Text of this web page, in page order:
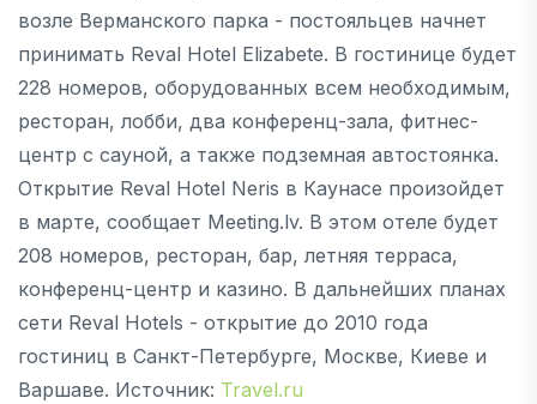
возле Верманского парка - постояльцев начнет
принимать Reval Hotel Elizabete. В гостинице будет
228 номеров, оборудованных всем необходимым,
ресторан, лобби, два конференц-зала, фитнес-
центр с сауной, а также подземная автостоянка.
Открытие Reval Hotel Neris в Каунасе произойдет
в марте, сообщает Meeting.lv. В этом отеле будет
208 номеров, ресторан, бар, летняя терраса,
конференц-центр и казино. В дальнейших планах
сети Reval Hotels - открытие до 2010 года
гостиниц в Санкт-Петербурге, Москве, Киеве и
Варшаве. Источник: Travel.ru